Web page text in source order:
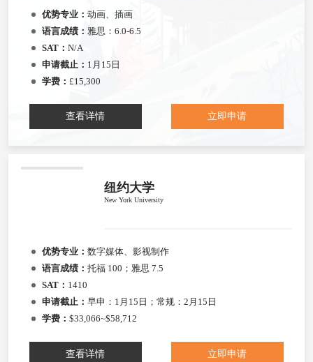
优势专业： 动画、插画
语言成绩： 雅思：6.0-6.5
SAT： N/A
申请截止： 1月15日
学费： £15,300
查看详情 立即申请
纽约大学
New York University
优势专业： 数字媒体、影视制作
语言成绩： 托福 100；雅思 7.5
SAT： 1410
申请截止： 早申：1月15日；常规：2月15日
学费： $33,066~$58,712
查看详情 立即申请